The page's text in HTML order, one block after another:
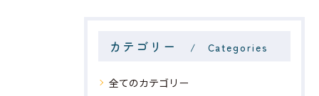
カテゴリー Categories
全てのカテゴリー